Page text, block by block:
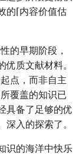
的⌈内容价值估
的早期阶段，
质文献材料。
点，而非自主
覆盖的知识已
具备了足够的优
入的探索了。
识的海洋中快乐